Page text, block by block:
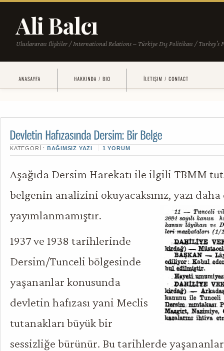
KATEGORI : BAĞIMSIZ YAZI 1 YORUM
Aşağıda Dersim Harekatı ile ilgili TBMM
belgenin analizini okuyacaksınız, yazı
yayımlanmamıştır.
1937 ve 1938 tarihlerinde
Dersim/Tunceli bölgesinde
yaşananlar konusunda
devletin hafızası yani Meclis
tutanakları büyük bir
sessizliğe bürünür. Bu tarihlerde